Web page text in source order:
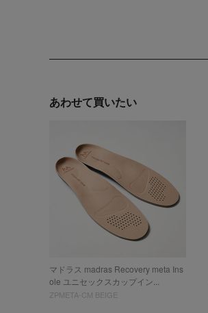
あわせて買いたい
マドラス madras Recovery meta Ins
ole ユニセックスカップイン...
ZPMETA-CM BEIGE